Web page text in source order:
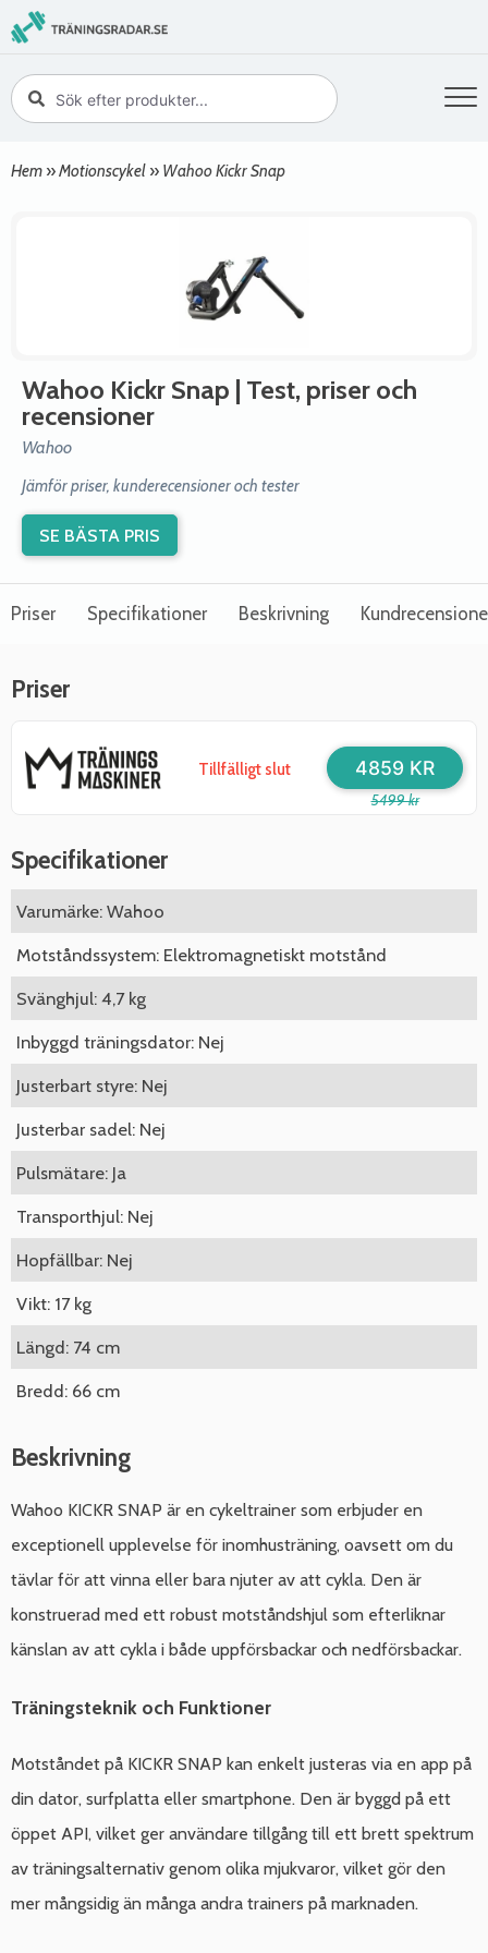
Hem »Motionscykel » Wahoo Kickr Snap
Wahoo Kickr Snap | Test, priser och
recensioner
Wahoo
Jämför priser, kunderecensioner och tester
SE BÄSTA PRIS
Priser Specifikationer Beskrivning
Priser
Tillfälligt slut
5499 kr
4859 KR
Specifikationer
Varumärke: Wahoo
Motståndssystem: Elektromagnetiskt motstånd
Svänghjul: 4,7 kg
Inbyggd träningsdator: Nej
Justerbart styre: Nej
Justerbar sadel: Nej
Pulsmätare: Ja
Transporthjul: Nej
Hopfällbar: Nej
Vikt: 17 kg
Längd: 74 cm
Bredd: 66 cm
Beskrivning
Wahoo KICKR SNAP är en cykeltrainer som erbjuder en
exceptionell upplevelse för inomhusträning, oavsett om du
tävlar för att vinna eller bara njuter av att cykla. Den är
konstruerad med ett robust motståndshjul som efterliknar
känslan av att cykla i både uppförsbackar och nedförsbackar.
Träningsteknik och Funktioner
Motståndet på KICKR SNAP kan enkelt justeras via en app på
din dator, surfplatta eller smartphone. Den är byggd på ett
öppet API, vilket ger användare tillgång till ett brett spektrum
av träningsalternativ genom olika mjukvaror, vilket gör den
mer mångsidig än många andra trainers på marknaden.